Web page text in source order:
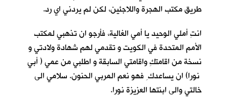
طريق مكتب الهجرة واللاجئين، لكن لم يردني اي رد.
انتِ أملي الوحيد يا أمي الغالية، فأرجو ان تذهبي لمكتب
الأمم المتحدة في الكويت و تقدمي لهم شهادة ولادتي و
نسخة من اقامتكِ واقامتي السابقة و اطلبي من عمي ( أبي
نورا) ان يساعدك ِ فهو نعم المربي الحنون. سلامي الى
خالتي والى ابنتها العزيزة نورا.